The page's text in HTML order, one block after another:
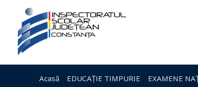
Acasă EDUCAȚIE TIMPURIE EXAMENE